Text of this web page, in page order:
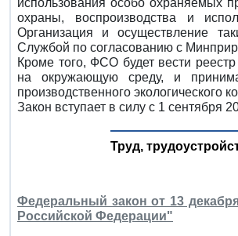
использования особо охраняемых
охраны, воспроизводства и
Организация и осуществление
Службой по согласованию с
Кроме того, ФСО будет вести
на окружающую среду, и
производственного экологического
Закон вступает в силу с 1 сентября
Труд,
Федеральный закон от 13
Российской Федерации"